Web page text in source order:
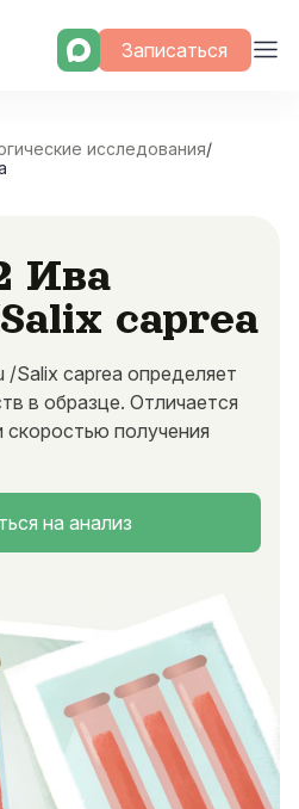
Записаться
исследования/
Ива
caprea
/Salix caprea определяет
в образце. Отличается
получения
на анализ